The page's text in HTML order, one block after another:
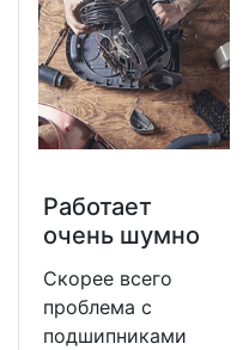
Работает
очень шумно
Скорее всего
проблема с
подшипниками